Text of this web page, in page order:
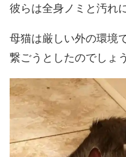
彼らは全身ノミと汚れ
母猫は厳しい外の環境
繋ごうとしたのでしょう